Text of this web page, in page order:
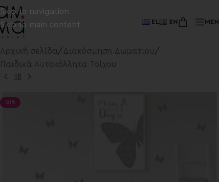
Skip to navigation
Skip to main content
EL EN
Αρχική σελίδα / Διακόσμηση Δωματίου/
Παιδικά Αυτοκόλλητα Τοίχου
-21%